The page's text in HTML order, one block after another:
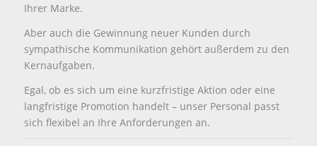
Ihrer Marke.
Aber auch die Gewinnung neuer Kunden durch
sympathische Kommunikation gehört außerdem zu den
Kernaufgaben.
Egal, ob es sich um eine kurzfristige Aktion oder eine
langfristige Promotion handelt – unser Personal passt
sich flexibel an Ihre Anforderungen an.